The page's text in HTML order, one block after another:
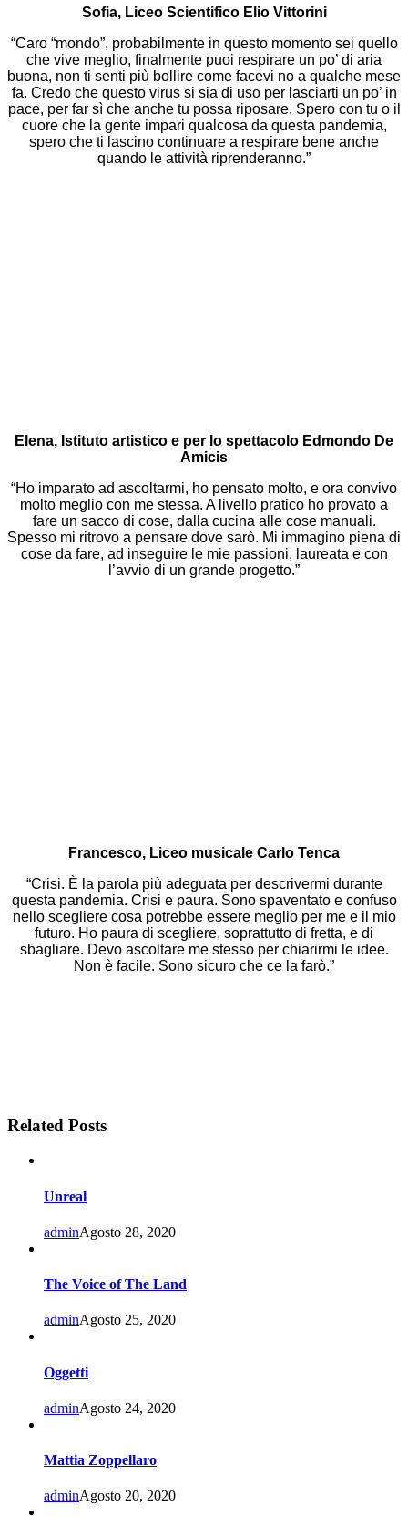
Sofia, Liceo Scientifico Elio Vittorini
“Caro “mondo”, probabilmente in questo momento sei quello
che vive meglio, finalmente puoi respirare un po’ di aria
buona, non ti senti più bollire come facevi no a qualche mese
fa. Credo che questo virus si sia di uso per lasciarti un po’ in
pace, per far sì che anche tu possa riposare. Spero con tu o il
cuore che la gente impari qualcosa da questa pandemia,
spero che ti lascino continuare a respirare bene anche
quando le attività riprenderanno.”
Elena, Istituto artistico e per lo spettacolo Edmondo De
Amicis
“Ho imparato ad ascoltarmi, ho pensato molto, e ora convivo
molto meglio con me stessa. A livello pratico ho provato a
fare un sacco di cose, dalla cucina alle cose manuali.
Spesso mi ritrovo a pensare dove sarò. Mi immagino piena di
cose da fare, ad inseguire le mie passioni, laureata e con
l’avvio di un grande progetto.”
Francesco, Liceo musicale Carlo Tenca
“Crisi. È la parola più adeguata per descrivermi durante
questa pandemia. Crisi e paura. Sono spaventato e confuso
nello scegliere cosa potrebbe essere meglio per me e il mio
futuro. Ho paura di scegliere, soprattutto di fretta, e di
sbagliare. Devo ascoltare me stesso per chiarirmi le idee.
Non è facile. Sono sicuro che ce la farò.”
Related Posts
Unreal
adminAgosto 28, 2020
The Voice of The Land
adminAgosto 25, 2020
Oggetti
adminAgosto 24, 2020
Mattia Zoppellaro
adminAgosto 20, 2020